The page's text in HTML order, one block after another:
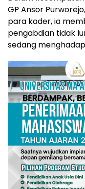
GP Ansor
para kader, ia
pengabdian tidak
sedang